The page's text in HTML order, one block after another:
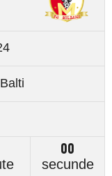
00
secunde